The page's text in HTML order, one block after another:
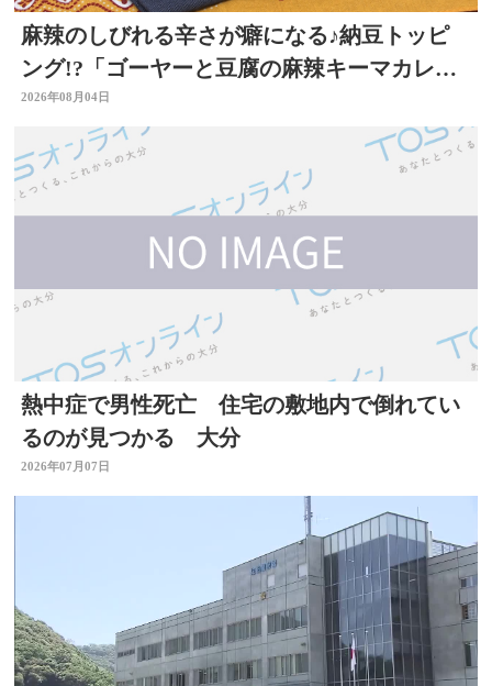
麻辣のしびれる辛さが癖になる♪納豆トッピ
ング!?「ゴーヤーと豆腐の麻辣キーマカレ
ー」～開店！キッチン別府ちゃん～
2026年08月04日
熱中症で男性死亡 住宅の敷地内で倒れてい
るのが見つかる 大分
2026年07月07日